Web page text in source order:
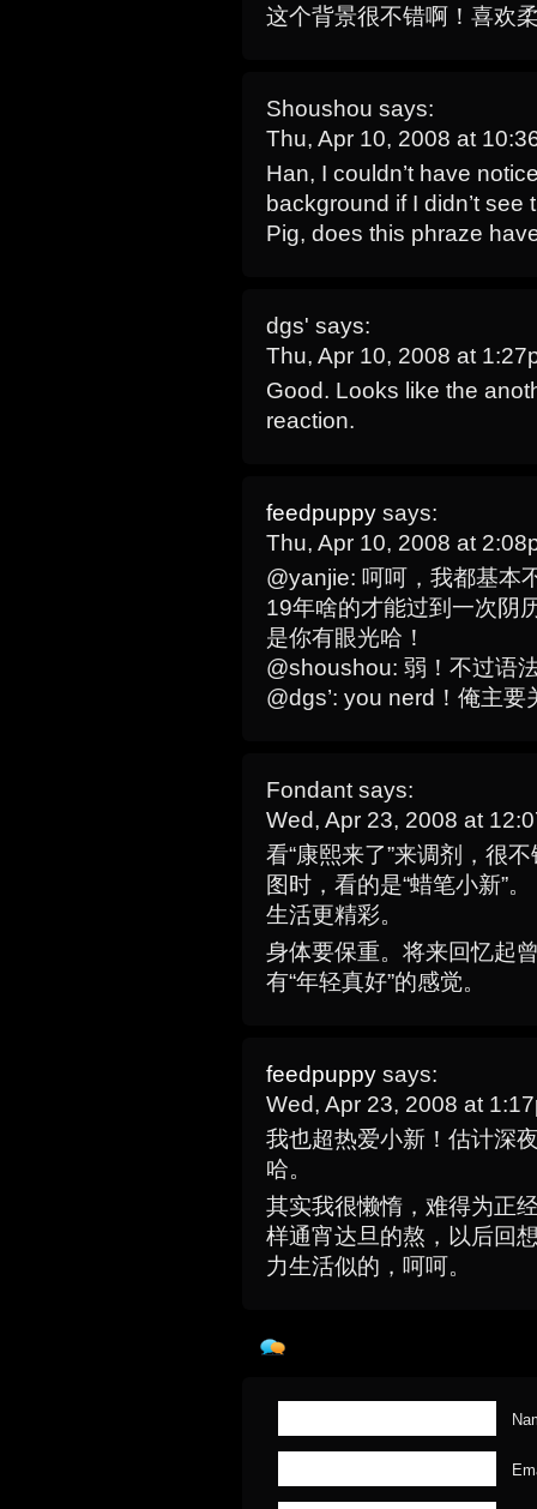
这个背景很不错啊！喜欢
Shoushou says:
Thu, Apr 10, 2008 at
Han, I couldn’t have
background if I didn’t see
Pig, does this phraze
dgs' says:
Thu, Apr 10, 2008 at
Good. Looks like the
reaction.
feedpuppy says:
Thu, Apr 10, 2008 at
@yanjie: 呵呵，我都基本
19年啥的才能过到一次阴
是你有眼光哈！
@shoushou: 弱！不过语
@dgs’: you nerd！俺主
Fondant says:
Wed, Apr 23, 2008 at
看“康熙来了”来调剂，很
图时，看的是“蜡笔小新”
生活更精彩。
身体要保重。将来回忆起
有“年轻真好”的感觉。
feedpuppy says:
Wed, Apr 23, 2008 at
我也超热爱小新！估计深
哈。
其实我很懒惰，难得为正
样通宵达旦的熬，以后回
力生活似的，呵呵。